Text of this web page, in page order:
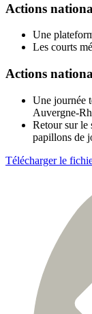
Actions
Une
Les courts
Actions
Une journée
Auvergne-
Retour sur le
papillons de
Télécharger le